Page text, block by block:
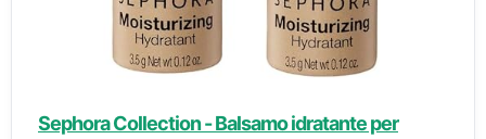
Sephora Collection - Balsamo idratante per